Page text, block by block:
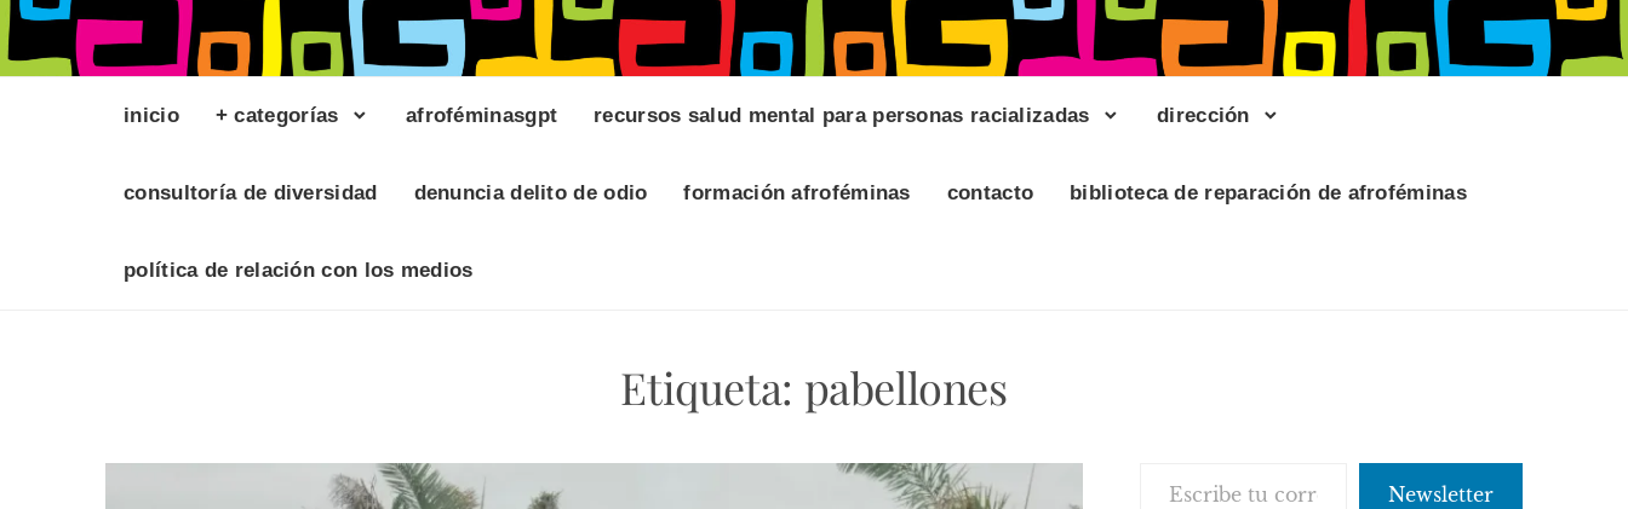
inicio + categorías afroféminasgpt recursos salud mental para personas racializadas dirección
consultoría de diversidad denuncia delito de odio formación afroféminas contacto biblioteca de reparación de afroféminas
política de relación con los medios
Etiqueta: pabellones
Newsletter